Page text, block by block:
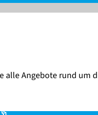
alle Angebote rund um